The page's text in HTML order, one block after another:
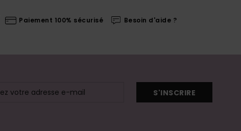
Paiement 100% sécurisé Besoin d'aide ?
S'INSCRIRE